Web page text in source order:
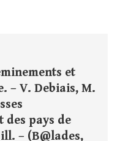
et
– V. Debiais, M.
des pays de
– (B@lades,